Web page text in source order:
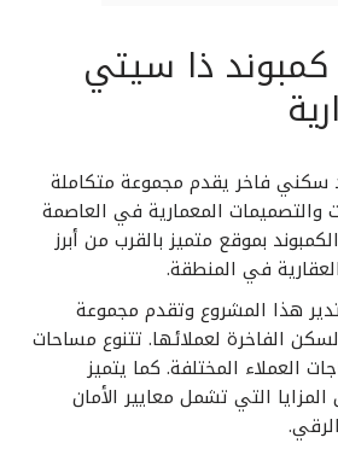
ذا سيتي
سكني فاخر يقدم مجموعة متكاملة
والتصميمات المعمارية في العاصمة
بموقع متميز بالقرب من أبرز
في المنطقة.
هذا المشروع وتقدم مجموعة
الفاخرة لعملائها. تتنوع مساحات
العملاء المختلفة. كما يتميز
المزايا التي تشمل معايير الأمان